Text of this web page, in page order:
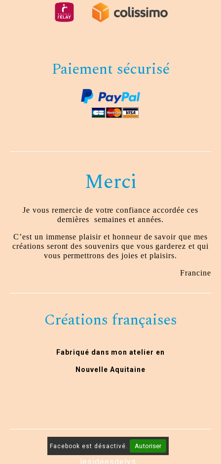
Paiement sécurisé
Merci
Je vous remercie de votre confiance accordée ces
dernières semaines et années.
C’est un immense plaisir et honneur de savoir que mes
créations seront des souvenirs que vous garderez et qui
vous permettrons des joies et plaisirs.
Francine
Créations françaises
Fabriqué dans mon atelier en
Nouvelle Aquitaine
Facebook est désactivé. Autoriser
lesideesdelys